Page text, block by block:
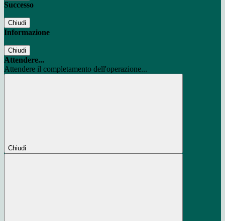
Successo
Chiudi
Informazione
Chiudi
Attendere...
Attendere il completamento dell'operazione...
Chiudi